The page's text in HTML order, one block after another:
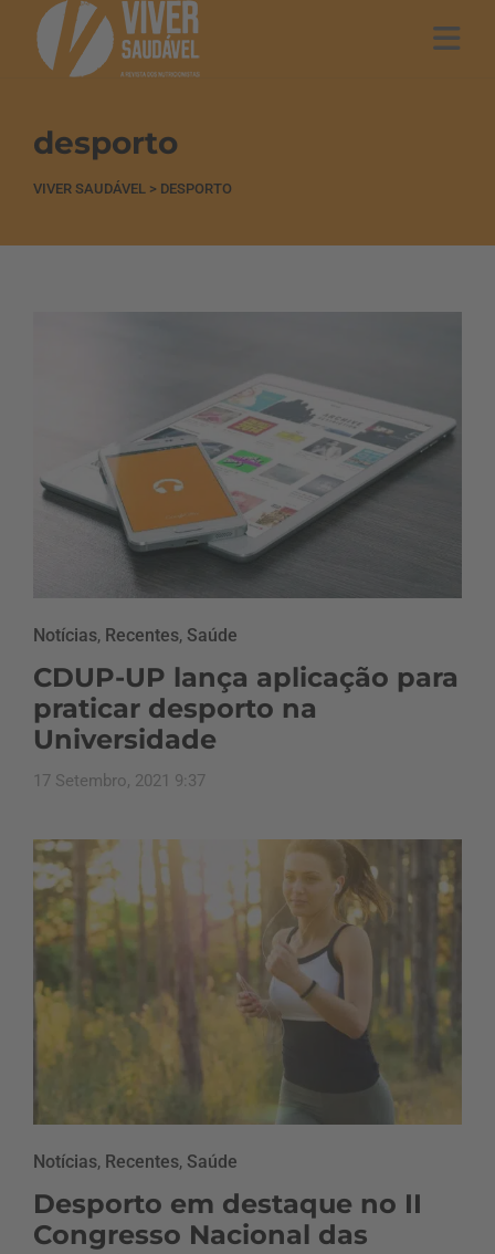
desporto
VIVER SAUDÁVEL > DESPORTO
Notícias, Recentes, Saúde
CDUP-UP lança aplicação para
praticar desporto na
Universidade
17 Setembro, 2021 9:37
Notícias, Recentes, Saúde
Desporto em destaque no II
Congresso Nacional das